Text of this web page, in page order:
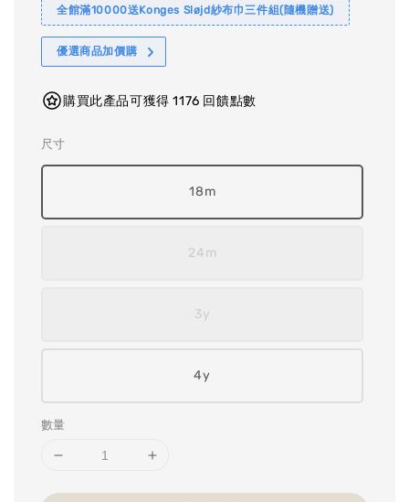
全館滿10000送Konges Sløjd紗布巾三件組(隨機贈送)
優選商品加價購
購買此產品可獲得 1176 回饋點數
尺寸
18m
24m
3y
4y
數量